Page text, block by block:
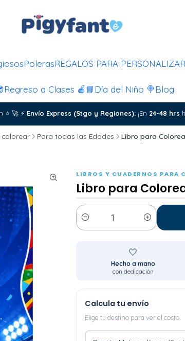
PolerasREGALOS PARA PERSONALIZAR
Regreso a Clases 🍎📘 Día del Niño 🍭 Blog
⭐ 🚀 ⚡ Envío Express (Stgo y Regiones): ¡En 24-48 hrs
Para todas las Edades Libro para
LIBROS Y CUADERNOS PARA
Libro para
Cantidad
🤍
Hecho a mano
con dedicación
Calcula tu envío
Elige tu destino para ver el costo.